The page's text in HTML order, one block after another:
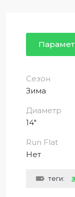
Сезон
Зима
Диаметр
14"
Run Flat
Нет
теги: